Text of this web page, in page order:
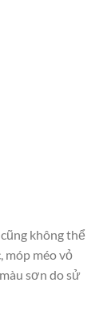
không thể
méo vỏ
sơn do sử